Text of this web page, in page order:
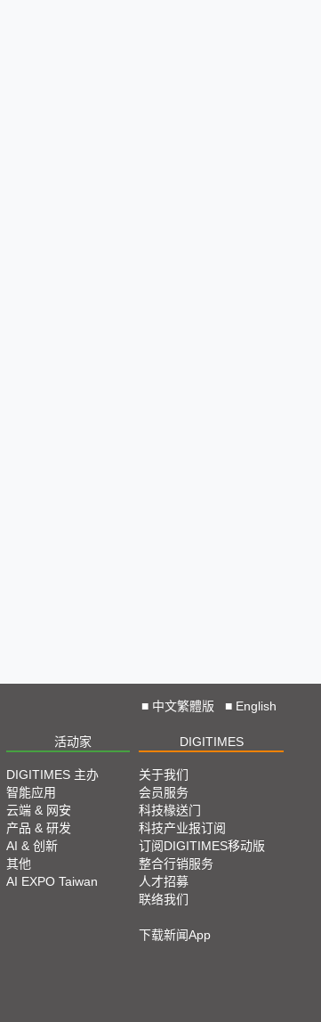
■ 中文繁體版 ■ English
活动家 DIGITIMES
DIGITIMES 主办
智能应用
云端 & 网安
产品 & 研发
AI & 创新
其他
AI EXPO Taiwan
关于我们
会员服务
科技椽送门
科技产业报订阅
订阅DIGITIMES移动版
整合行销服务
人才招募
联络我们
下载新闻App